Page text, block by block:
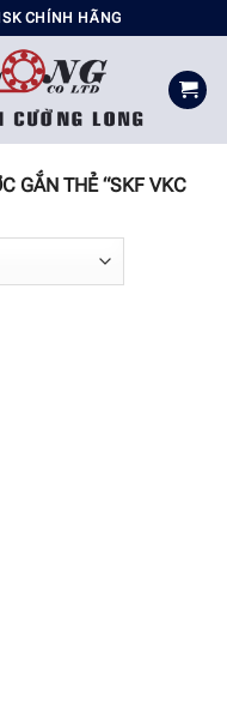
CHÍNH HÃNG
GẮN THẺ “SKF VKC